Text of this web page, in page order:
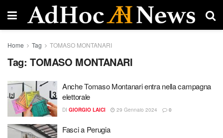
Home Tag TOMASO MONTANARI
Tag: TOMASO MONTANARI
Anche Tomaso Montanari entra nella campagna
elettorale
DI GIORGIO LAICI 29 Gennaio 2024 0
Fasci a Perugia